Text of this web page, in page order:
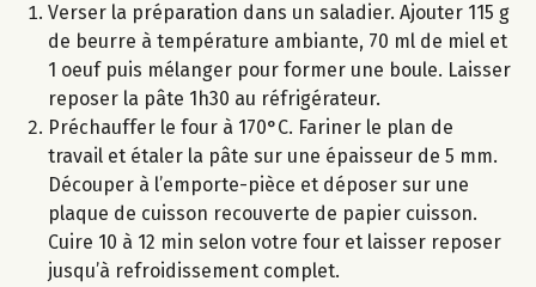
Verser la préparation dans un saladier. Ajouter 115 g
de beurre à température ambiante, 70 ml de miel et
1 oeuf puis mélanger pour former une boule. Laisser
reposer la pâte 1h30 au réfrigérateur.
Préchauffer le four à 170°C. Fariner le plan de
travail et étaler la pâte sur une épaisseur de 5 mm.
Découper à l’emporte-pièce et déposer sur une
plaque de cuisson recouverte de papier cuisson.
Cuire 10 à 12 min selon votre four et laisser reposer
jusqu’à refroidissement complet.